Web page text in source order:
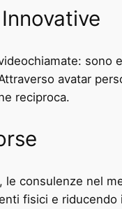
avatar
reciproca.
le consulenze nel
fisici e